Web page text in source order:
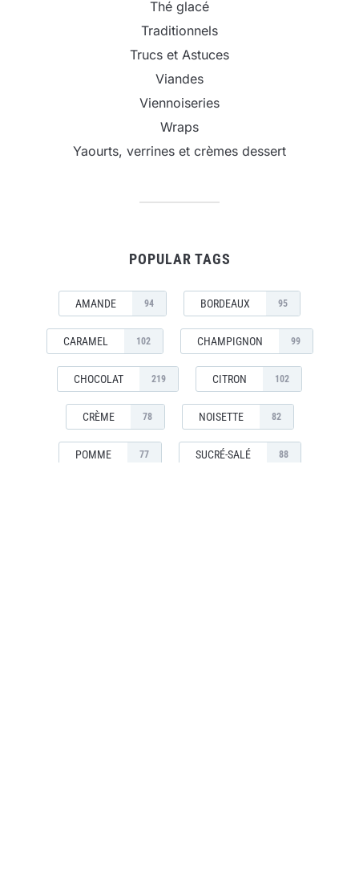
Thé glacé
Traditionnels
Trucs et Astuces
Viandes
Viennoiseries
Wraps
Yaourts, verrines et crèmes dessert
POPULAR TAGS
AMANDE 94 BORDEAUX 95
CARAMEL 102 CHAMPIGNON 99
CHOCOLAT 219 CITRON 102
CRÈME 78 NOISETTE 82
POMME 77 SUCRÉ-SALÉ 88